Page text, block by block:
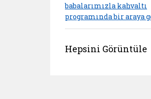
babalarımızla kahvaltı
programında bir araya
Hepsini Görüntüle